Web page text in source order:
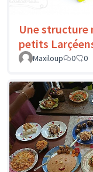
Une structure
petits
Maxiloup
0 0